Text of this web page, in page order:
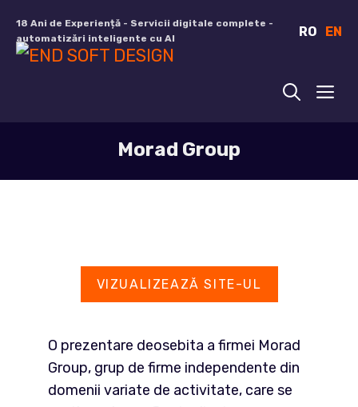
conținut
18 Ani de Experiență - Servicii digitale complete -
automatizări inteligente cu AI
RO EN
Morad Group
VIZUALIZEAZĂ SITE-UL
O prezentare deosebita a firmei Morad
Group, grup de firme independente din
domenii variate de activitate, care se